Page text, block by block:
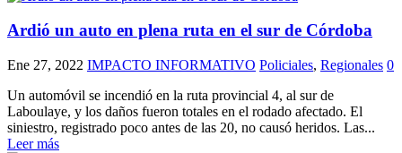
Ardió un auto en plena ruta en el sur de Córdoba
Ene 27, 2022 IMPACTO INFORMATIVO Policiales, Regionales 0
Un automóvil se incendió en la ruta provincial 4, al sur de
Laboulaye, y los daños fueron totales en el rodado afectado. El
siniestro, registrado poco antes de las 20, no causó heridos. Las...
Leer más